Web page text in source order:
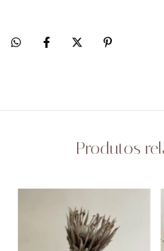
Produtos